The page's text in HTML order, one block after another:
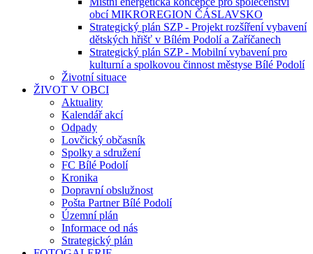
obcí MIKROREGION ČÁSLAVSKO
Strategický plán SZP - Projekt rozšíření vybavení
dětských hřišť v Bílém Podolí a Zaříčanech
Strategický plán SZP - Mobilní vybavení pro
kulturní a spolkovou činnost městyse Bílé Podolí
Životní situace
ŽIVOT V OBCI
Aktuality
Kalendář akcí
Odpady
Lovčický občasník
Spolky a sdružení
FC Bílé Podolí
Kronika
Dopravní obslužnost
Pošta Partner Bílé Podolí
Územní plán
Informace od nás
Strategický plán